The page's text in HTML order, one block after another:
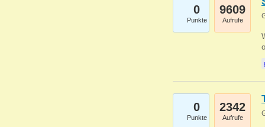
0
Punkte
9609
Aufrufe
0
Punkte
2342
Aufrufe